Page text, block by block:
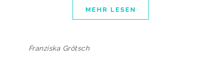
MEHR LESEN
Franziska Grötsch